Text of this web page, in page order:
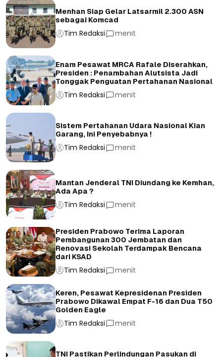
Menhan Siap Gelar Latsarmil 2.300 ASN
sebagai Komcad
Tim Redaksi menit
Enam Pesawat MRCA Rafale Diserahkan,
Presiden : Penambahan Alutsista Jadi
Tonggak Penguatan Pertahanan Nasional
Tim Redaksi menit
Sistem Pertahanan Udara Nasional Kian
Garang, Ini Penyebabnya !
Tim Redaksi menit
Mantan Jenderal TNI Diundang ke Kemhan,
Ada Apa ?
Tim Redaksi menit
Presiden Prabowo Terima Laporan
Pembangunan 300 Jembatan dan
Renovasi Sekolah Terdampak Bencana
dari KSAD
Tim Redaksi menit
Keren, Pesawat Kepresidenan Presiden
Prabowo Dikawal Empat F-16 dan Dua T50
Golden Eagle
Tim Redaksi menit
TNI Pastikan Perlindungan Pasukan di